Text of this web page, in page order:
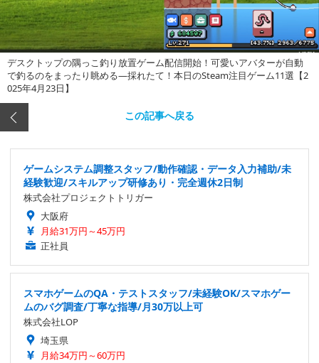
デスクトップの隅っこ釣り放置ゲーム配信開始！可愛いアバターが自動
で釣るのをまったり眺める―採れたて！本日のSteam注目ゲーム11選【2
025年4月23日】
この記事へ戻る
ゲームシステム調整スタッフ/動作確認・データ入力補助/未
経験歓迎/スキルアップ研修あり・完全週休2日制
株式会社プロジェクトトリガー
大阪府
月給31万円～45万円
正社員
スマホゲームのQA・テストスタッフ/未経験OK/スマホゲー
ムのバグ調査/丁寧な指導/月30万以上可
株式会社LOP
埼玉県
月給34万円～60万円